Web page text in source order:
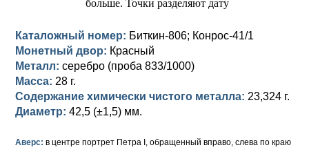
Для Польши
Памятные и донативные
Для Польши
Медь
Сибирские монеты
Для Молдавии и Валахии
Таврические монеты
Золото
Серебро
Медь
Иоанн Антонович (1740-1741)
Анна Иоанновна (1730-1740)
Петр II (1727-1730)
Каталожный номер: Биткин-806; Конрос-41/1
Монетный двор: Красный
Металл: серебро (проба 833/1000)
Масса: 28 г.
Содержание химически чистого металла: 23,324 г.
Диаметр: 42,5 (±1,5) мм.
Аверс: в центре портрет Петра I, обращенный вправо, слева по краю